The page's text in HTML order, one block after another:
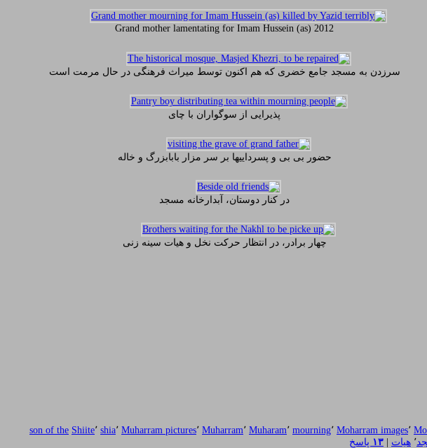
Grand mother lamentating for Imam Hussein (as) 2012
سرزدن به مسجد جامع خضری که هم اکنون توسط میراث فرهنگی در حال مرمت است
پذیرایی از سوگواران با چای
حضور بی بی و پسرداییها بر سر مزار بابابزرگ و خاله
در کنار دوستان، آبدارخانه مسجد
چهار برادر، در انتظار حرکت نخل و هیات سینه زنی
Moharram images٬ mourning٬ Muharam٬ Muharram٬ Muharram pictures٬ shia٬ Shiite٬
son of the
٬ هیات ۱۳ پاسخ